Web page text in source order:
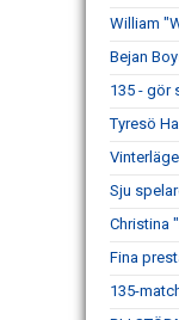
William
Bejan
135 - gör
Tyresö
Sju
Christina
Fina
135-